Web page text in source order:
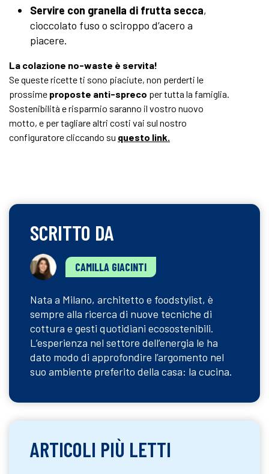
Servire con granella di frutta secca,
cioccolato fuso o sciroppo d’acero a
piacere.
La colazione no-waste è servita!
Se queste ricette ti sono piaciute, non perderti le
prossime proposte anti-spreco per tutta la famiglia.
Sostenibilità e risparmio saranno il vostro nuovo
motto, e per tagliare altri costi vai sul nostro
configuratore cliccando su questo link.
SCRITTO DA
CAMILLA GIACINTI
Nata a Milano, architetto e foodstylist, è
sempre alla ricerca di nuove tecniche di
cottura e gesti quotidiani ecosostenibili.
L’esperienza nel settore dell’energia le ha
dato modo di approfondire l’argomento nel
suo ambiente preferito della casa: la cucina.
ARTICOLI PIÙ LETTI